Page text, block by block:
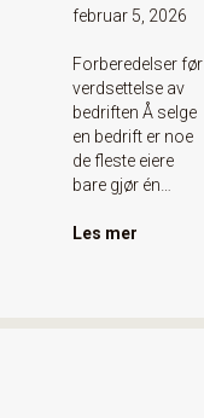
februar 5, 2026
Forberedelser før
verdsettelse av
bedriften Å selge
en bedrift er noe
de fleste eiere
bare gjør én…
Les mer